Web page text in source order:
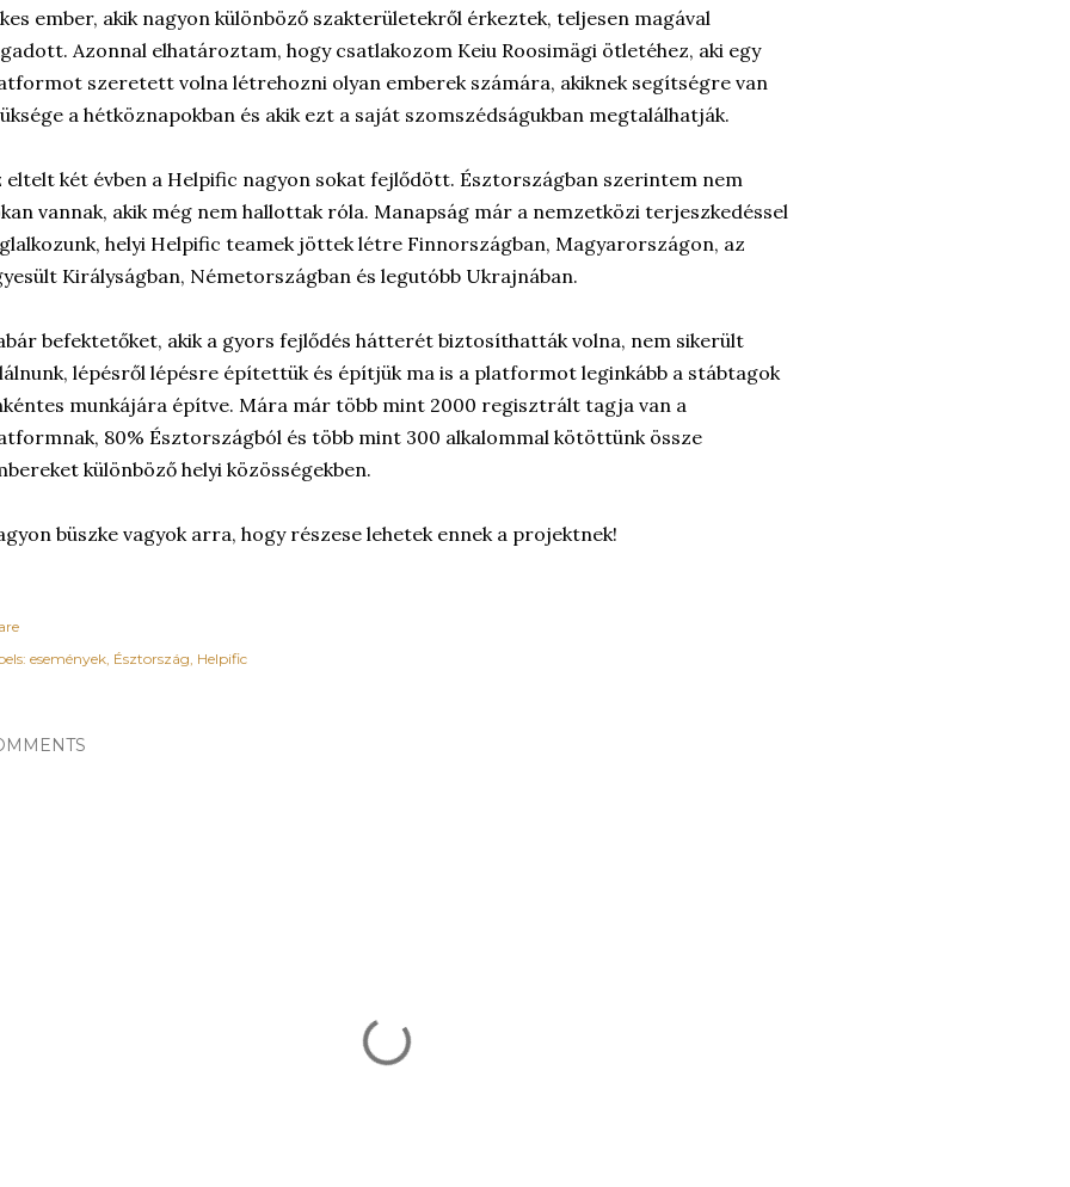
ember, akik nagyon különböző szakterületekről érkeztek, teljesen magával
Azonnal elhatároztam, hogy csatlakozom Keiu Roosimägi ötletéhez, aki egy
szeretett volna létrehozni olyan emberek számára, akiknek segítségre van
a hétköznapokban és akik ezt a saját szomszédságukban megtalálhatják.
eltelt két évben a Helpific nagyon sokat fejlődött. Észtországban szerintem nem
vannak, akik még nem hallottak róla. Manapság már a nemzetközi terjeszkedéssel
helyi Helpific teamek jöttek létre Finnországban, Magyarországon, az
Királyságban, Németországban és legutóbb Ukrajnában.
befektetőket, akik a gyors fejlődés hátterét biztosíthatták volna, nem sikerült
lépésről lépésre építettük és építjük ma is a platformot leginkább a stábtagok
munkájára építve. Mára már több mint 2000 regisztrált tagja van a
80% Észtországból és több mint 300 alkalommal kötöttünk össze
különböző helyi közösségekben.
büszke vagyok arra, hogy részese lehetek ennek a projektnek!
események Észtország Helpific